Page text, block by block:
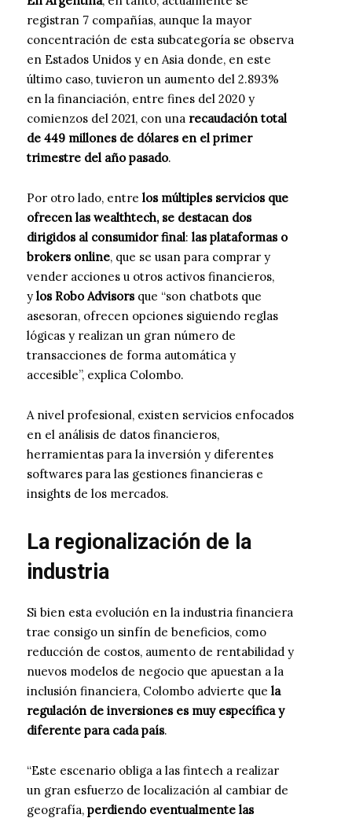
registran 7 compañías, aunque la mayor
concentración de esta subcategoría se observa
en Estados Unidos y en Asia donde, en este
último caso, tuvieron un aumento del 2.893%
en la financiación, entre fines del 2020 y
comienzos del 2021, con una recaudación total
de 449 millones de dólares en el primer
trimestre del año pasado.
Por otro lado, entre los múltiples servicios que
ofrecen las wealthtech, se destacan dos
dirigidos al consumidor final: las plataformas o
brokers online, que se usan para comprar y
vender acciones u otros activos financieros,
y los Robo Advisorsque “son chatbots que
asesoran, ofrecen opciones siguiendo reglas
lógicas y realizan un gran número de
transacciones de forma automática y
accesible”, explica Colombo.
A nivel profesional, existen servicios enfocados
en el análisis de datos financieros,
herramientas para la inversión y diferentes
softwares para las gestiones financieras e
insights de los mercados.
La regionalización de la
industria
Si bien esta evolución en la industria financiera
trae consigo un sinfín de beneficios, como
reducción de costos, aumento de rentabilidad y
nuevos modelos de negocio que apuestan a la
inclusión financiera, Colombo advierte que la
regulación de inversiones es muy específica y
diferente para cada país.
“Este escenario obliga a las fintech a realizar
un gran esfuerzo de localización al cambiar de
geografía, perdiendo eventualmente las